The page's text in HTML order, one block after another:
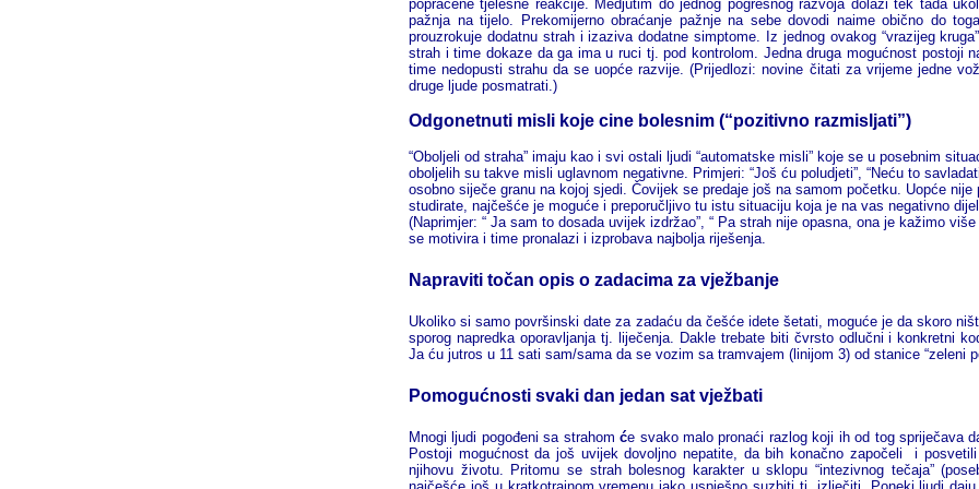
popraćene tjelesne reakcije. Medjutim do jednog pogrešnog razvoja dolazi tek tada
pažnja na tijelo. Prekomijerno obraćanje pažnje na sebe dovodi naime obično do
prouzrokuje dodatnu strah i izaziva dodatne simptome. Iz jednog ovakog “vrazijeg
strah i time dokaze da ga ima u ruci tj. pod kontrolom. Jedna druga mogućnost postoji
time nedopusti strahu da se uopće razvije. (Prijedlozi: novine čitati za vrijeme jedne
druge ljude posmatrati.)
Odgonetnuti misli koje cine bolesnim (“pozitivno razmisljati”)
“Oboljeli od straha” imaju kao i svi ostali ljudi “automatske misli” koje se u posebnim
oboljelih su takve misli uglavnom negativne. Primjeri: “Još ću poludjeti”, “Neću to
osobno siječe granu na kojoj sjedi. Čovijek se predaje još na samom početku. Uopće
studirate, najčešće je moguće i preporučljivo tu istu situaciju koja je na vas negativno
(Naprimjer: “ Ja sam to dosada uvijek izdržao”, “ Pa strah nije opasna, ona je kažimo
se motivira i time pronalazi i izprobava najbolja riješenja.
Napraviti točan opis o zadacima za vježbanje
Ukoliko si samo površinski date za zadaću da češće idete šetati, moguće je da skoro
sporog napredka oporavljanja tj. liječenja. Dakle trebate biti čvrsto odlučni i konkretni
Ja ću jutros u 11 sati sam/sama da se vozim sa tramvajem (linijom 3) od stanice “zeleni
Pomogućnosti svaki dan jedan sat vježbati
Mnogi ljudi pogođeni sa strahomće svako malo pronaći razlog koji ih od tog spriječava
Postoji mogućnost da još uvijek dovoljno nepatite, da bih konačno započeli i
njihovu životu. Pritomu se strah bolesnog karakter u sklopu “intezivnog tečaja”